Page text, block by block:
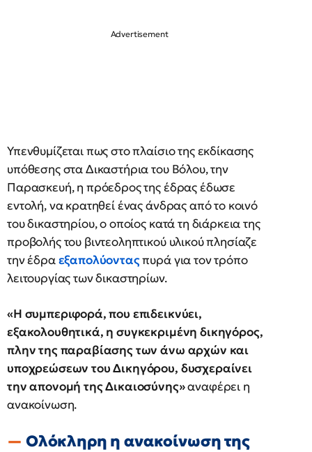
Υπενθυμίζεται πως στο πλαίσιο της εκδίκασης
υπόθεσης στα Δικαστήρια του Βόλου, την
Παρασκευή, η πρόεδρος της έδρας έδωσε
εντολή, να κρατηθεί ένας άνδρας από το κοινό
του δικαστηρίου, ο οποίος κατά τη διάρκεια της
προβολής του βιντεοληπτικού υλικού πλησίαζε
την έδραεξαπολύονταςπυρά για τον τρόπο
λειτουργίας των δικαστηρίων.
«Η συμπεριφορά, που επιδεικνύει,
εξακολουθητικά, η συγκεκριμένη δικηγόρος,
πλην της παραβίασης των άνω αρχών και
υποχρεώσεων του Δικηγόρου, δυσχεραίνει
την απονομή της Δικαιοσύνης»αναφέρει η
ανακοίνωση.
Ολόκληρη η ανακοίνωση της